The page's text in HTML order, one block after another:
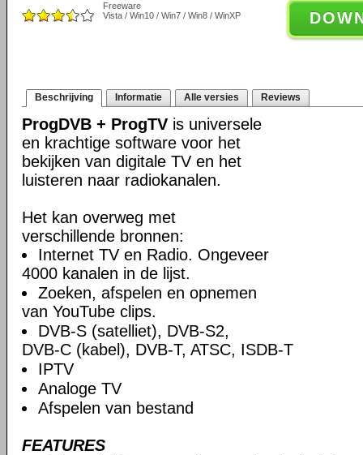
Freeware
Vista / Win10 / Win7 / Win8 / WinXP
Beschrijving Informatie Alle versies Reviews
ProgDVB + ProgTV is universele
en krachtige software voor het
bekijken van digitale TV en het
luisteren naar radiokanalen.
Het kan overweg met
verschillende bronnen:
Internet TV en Radio. Ongeveer
4000 kanalen in de lijst.
Zoeken, afspelen en opnemen
van YouTube clips.
DVB-S (satelliet), DVB-S2,
DVB-C (kabel), DVB-T, ATSC, ISDB-T
IPTV
Analoge TV
Afspelen van bestand
FEATURES